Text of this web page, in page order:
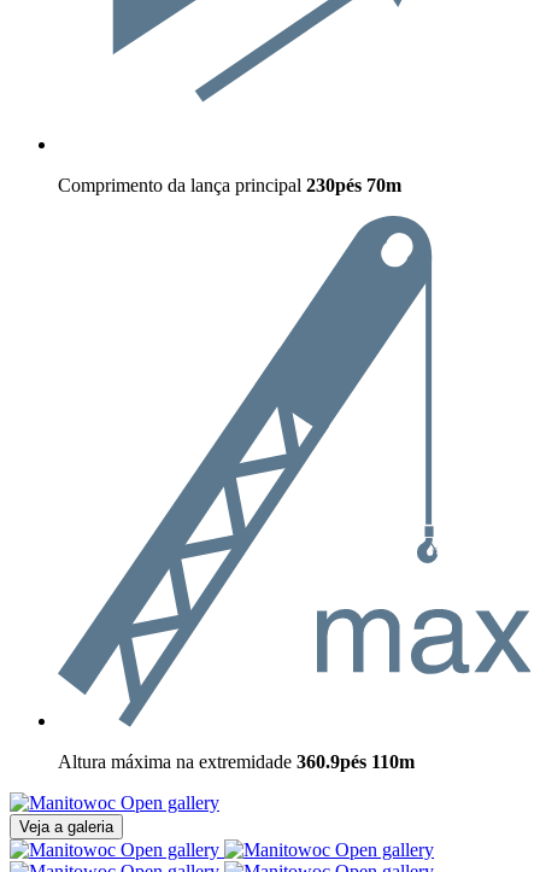
Comprimento da lança principal 230pés 70m
Altura máxima na extremidade 360.9pés 110m
Open gallery
Veja a galeria
Open gallery
Open gallery